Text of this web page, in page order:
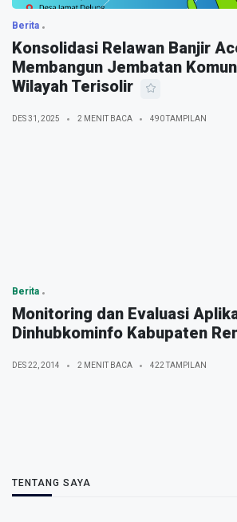
Berita
Konsolidasi Relawan Banjir
Membangun Jembatan
Wilayah Terisolir
DES 31, 2025 2 MENIT BACA 490 TAMPILAN
Berita
Monitoring dan Evaluasi
Dinhubkominfo Kabupaten
DES 22, 2014 2 MENIT BACA 422 TAMPILAN
TENTANG SAYA